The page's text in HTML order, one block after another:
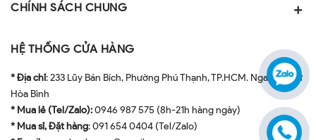
CHÍNH SÁCH CHUNG
HỆ THỐNG CỬA HÀNG
* Địa chỉ: 233 Lũy Bán Bích, Phường Phú Thạnh, TP.HCM. Ngay ngã tư
Hòa Bình
* Mua lẻ (Tel/Zalo):0946 987 575 (8h-21h hàng ngày)
* Mua sỉ, Đặt hàng: 091 654 0404 (Tel/Zalo)